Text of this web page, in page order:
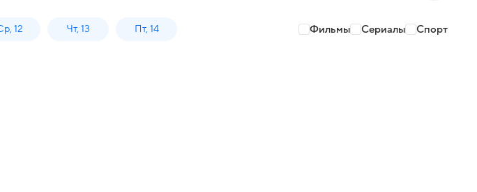
12 Чт, 13 Пт, 14 Фильмы Сериалы Спорт